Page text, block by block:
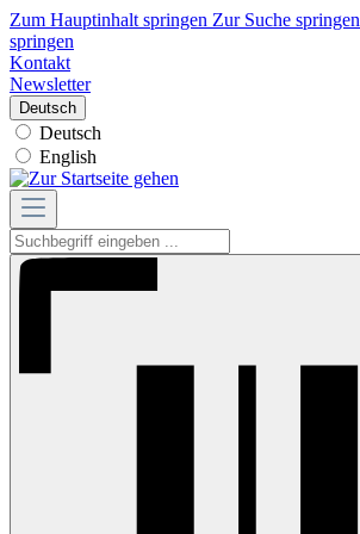
Zum Hauptinhalt springen Zur Suche springen
springen
Kontakt
Newsletter
Deutsch
Deutsch
English